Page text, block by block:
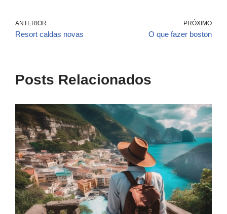
ANTERIOR
Resort caldas novas
PRÓXIMO
O que fazer boston
Posts Relacionados